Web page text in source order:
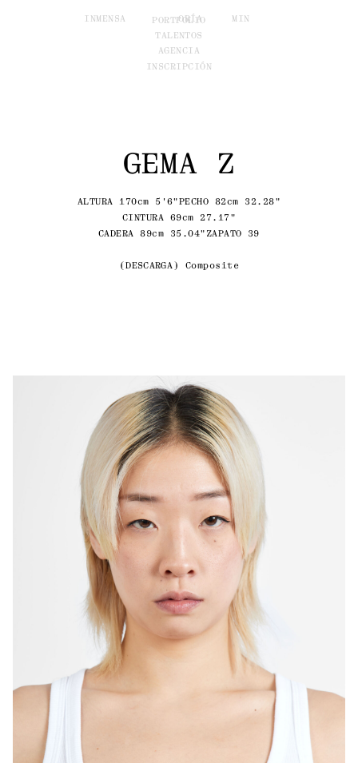
INM ENSA
PORTFOLIO
TALENTOS
AGENCIA
INSCRIPCIÓN
MIN
ORÍA
GEMA Z
ALTURA 170cm 5'6"PECHO 82cm 32.28"
CINTURA 69cm 27.17"
CADERA 89cm 35.04" ZAPATO 39
DESCARGA Composite